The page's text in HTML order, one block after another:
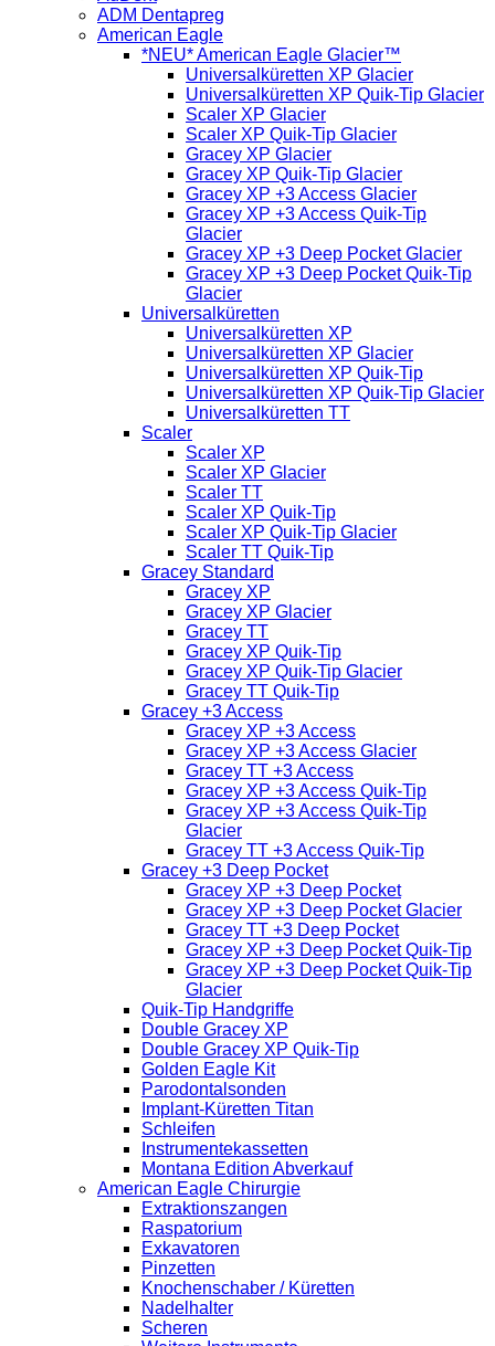
ADM Dentapreg
American Eagle
*NEU* American Eagle Glacier™
Universalküretten XP Glacier
Universalküretten XP Quik-Tip Glacier
Scaler XP Glacier
Scaler XP Quik-Tip Glacier
Gracey XP Glacier
Gracey XP Quik-Tip Glacier
Gracey XP +3 Access Glacier
Gracey XP +3 Access Quik-Tip
Glacier
Gracey XP +3 Deep Pocket Glacier
Gracey XP +3 Deep Pocket Quik-Tip
Glacier
Universalküretten
Universalküretten XP
Universalküretten XP Glacier
Universalküretten XP Quik-Tip
Universalküretten XP Quik-Tip Glacier
Universalküretten TT
Scaler
Scaler XP
Scaler XP Glacier
Scaler TT
Scaler XP Quik-Tip
Scaler XP Quik-Tip Glacier
Scaler TT Quik-Tip
Gracey Standard
Gracey XP
Gracey XP Glacier
Gracey TT
Gracey XP Quik-Tip
Gracey XP Quik-Tip Glacier
Gracey TT Quik-Tip
Gracey +3 Access
Gracey XP +3 Access
Gracey XP +3 Access Glacier
Gracey TT +3 Access
Gracey XP +3 Access Quik-Tip
Gracey XP +3 Access Quik-Tip
Glacier
Gracey TT +3 Access Quik-Tip
Gracey +3 Deep Pocket
Gracey XP +3 Deep Pocket
Gracey XP +3 Deep Pocket Glacier
Gracey TT +3 Deep Pocket
Gracey XP +3 Deep Pocket Quik-Tip
Gracey XP +3 Deep Pocket Quik-Tip
Glacier
Quik-Tip Handgriffe
Double Gracey XP
Double Gracey XP Quik-Tip
Golden Eagle Kit
Parodontalsonden
Implant-Küretten Titan
Schleifen
Instrumentekassetten
Montana Edition Abverkauf
American Eagle Chirurgie
Extraktionszangen
Raspatorium
Exkavatoren
Pinzetten
Knochenschaber / Küretten
Nadelhalter
Scheren